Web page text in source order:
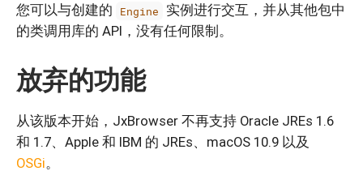
您可以与创建的 Engine
实例进行交互，并从其他包中
的类调用库的 API，没有任何限制。
放弃的功能
从该版本开始，JxBrowser 不再支持 Oracle JREs 1.6
和 1.7、Apple 和 IBM 的 JREs、macOS 10.9 以及
OSGi。